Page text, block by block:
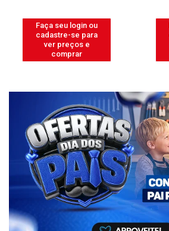
Faça seu login ou
cadastre-se para
ver preços e
comprar